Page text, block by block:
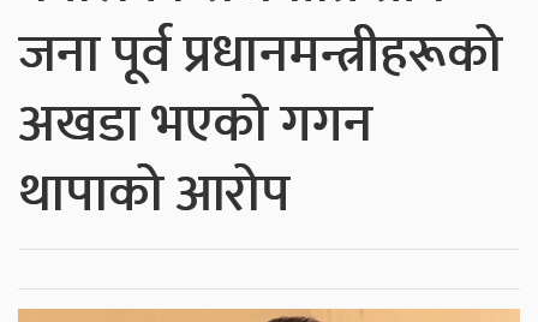
जना पूर्व प्रधानमन्त्रीहरूको
अखडा भएको गगन
थापाको आरोप